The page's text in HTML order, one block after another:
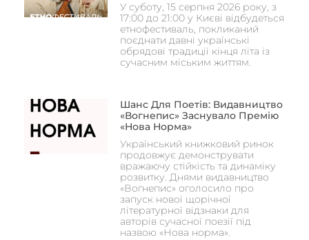
У суботу, 15 серпня 2026 року, з
17:00 до 21:00 у Києві відбудеться
етнофестиваль, покликаний
поєднати давні українські
обрядові традиції кінця літа із
сучасним міським життям.
Шанс Для Поетів: Видавництво
«Вогнепис» Заснувало Премію
«Нова Норма»
Український книжковий ринок
продовжує демонструвати
вражаючу стійкість та динаміку
розвитку. Днями видавництво
«Вогнепис» оголосило про
запуск нової щорічної
літературної відзнаки для
авторів сучасної поезії під
назвою «Нова норма».